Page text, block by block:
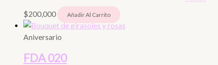
$200,000 Añadir Al Carrito
Aniversario
FDA 020